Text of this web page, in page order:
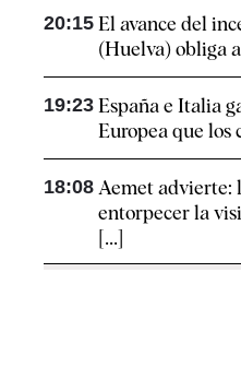
20:15 El avance del
(Huelva) obliga
19:23 España e Italia
Europea que los
18:08 Aemet advierte:
entorpecer la
[...]